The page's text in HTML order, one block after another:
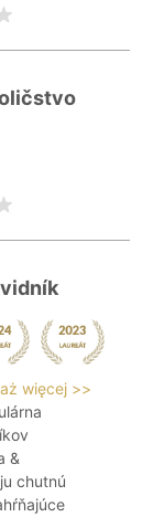
więcej >>
&
chutnú